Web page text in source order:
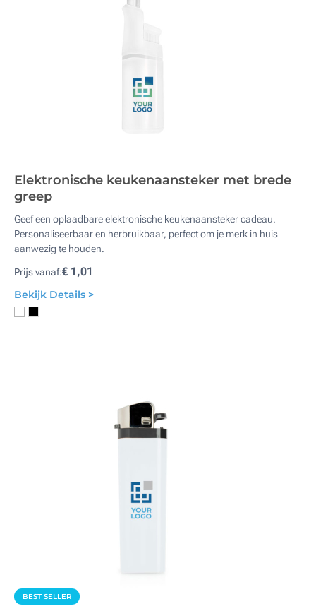
Elektronische keukenaansteker met brede
greep
Geef een oplaadbare elektronische keukenaansteker cadeau.
Personaliseerbaar en herbruikbaar, perfect om je merk in huis
aanwezig te houden.
Prijs vanaf:€ 1,01
Bekijk Details >
BEST SELLER